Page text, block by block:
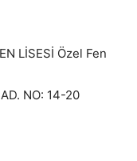
LİSESİ Özel Fen
NO: 14-20